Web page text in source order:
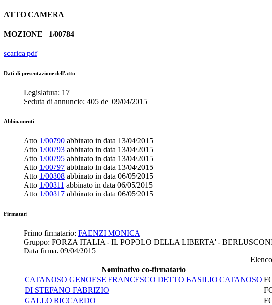
ATTO CAMERA
MOZIONE 1/00784
scarica pdf
Dati di presentazione dell'atto
Legislatura: 17
Seduta di annuncio: 405 del 09/04/2015
Abbinamenti
Atto 1/00790 abbinato in data 13/04/2015
Atto 1/00793 abbinato in data 13/04/2015
Atto 1/00795 abbinato in data 13/04/2015
Atto 1/00797 abbinato in data 13/04/2015
Atto 1/00808 abbinato in data 06/05/2015
Atto 1/00811 abbinato in data 06/05/2015
Atto 1/00817 abbinato in data 06/05/2015
Firmatari
Primo firmatario: FAENZI MONICA
Gruppo: FORZA ITALIA - IL POPOLO DELLA LIBERTA' -
Data firma: 09/04/2015
Nominativo co-firmatario
CATANOSO GENOESE FRANCESCO DETTO BASILIO CATANOSO
DI STEFANO FABRIZIO
GALLO RICCARDO